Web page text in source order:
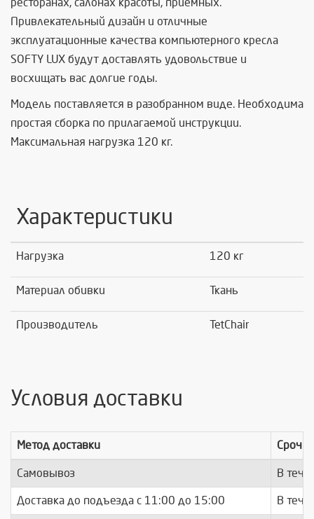
Привлекательный дизайн и отличные
эксплуатационные качества компьютерного кресла
SOFTY LUX будут доставлять удовольствие и
восхищать вас долгие годы.
Модель поставляется в разобранном виде. Необходима
простая сборка по прилагаемой инструкции.
Максимальная нагрузка 120 кг.
Характеристики
Нагрузка 120 кг
Материал обивки Ткань
Производитель TetChair
Условия доставки
Метод доставки
Самовывоз В
Доставка до подъезда c 11:00 до 15:00 В